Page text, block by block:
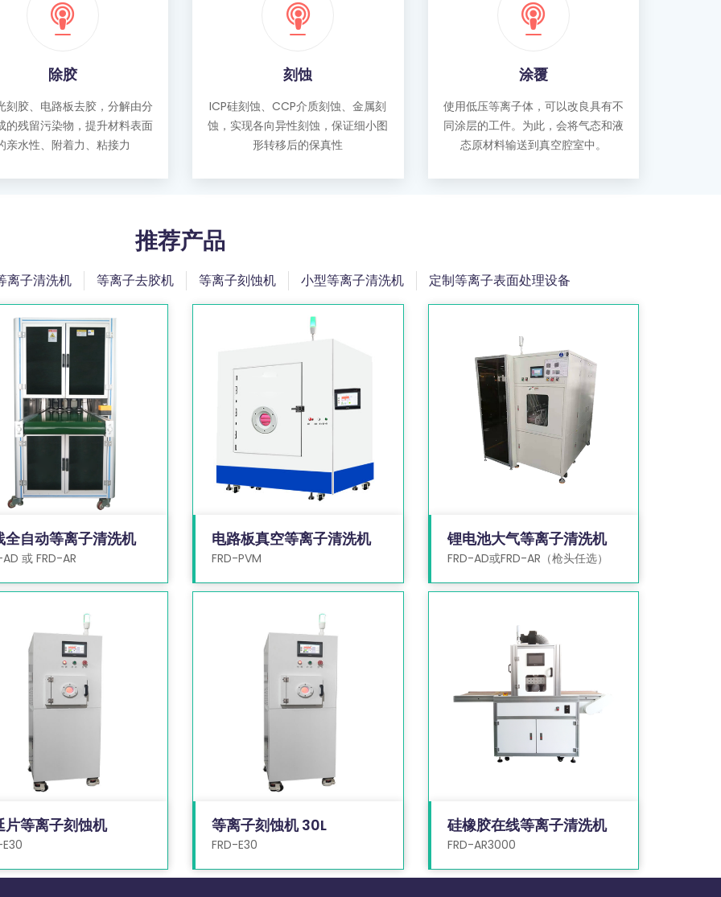
除胶
刻胶、电路板去胶，分解由分
的残留污染物，提升材料表面
亲水性、附着力、粘接力
刻蚀
ICP硅刻蚀、CCP介质刻蚀、金属刻
蚀，实现各向异性刻蚀，保证细小图
形转移后的保真性
涂覆
使用低压等离子体，可以改良具有不
同涂层的工件。为此，会将气态和液
态原材料输送到真空腔室中。
推荐产品
离子清洗机 等离子去胶机 等离子刻蚀机 小型等离子清洗机 定制等离子表面处理设备
全自动等离子清洗机
或 FRD-AR
电路板真空等离子清洗机
FRD-PVM
锂电池大气等离子清洗机
FRD-AD或FRD-AR（枪头任选）
片等离子刻蚀机 等离子刻蚀机 30L
FRD-E30
硅橡胶在线等离子清洗机
FRD-AR3000